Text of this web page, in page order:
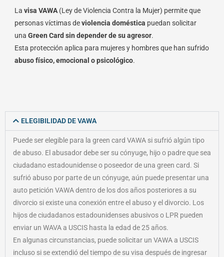
La visa VAWA(Ley de Violencia Contra la Mujer) permite que
personas víctimas deviolencia doméstica puedan solicitar
una Green Card sin depender de su agresor.
Esta protección aplica para mujeres y hombres que han sufrido
abuso físico, emocional o psicológico.
ELEGIBILIDAD DE VAWA
Puede ser elegible para la green card VAWA si sufrió algún tipo
de abuso. El abusador debe ser su cónyuge, hijo o padre que sea
ciudadano estadounidense o poseedor de una green card. Si
sufrió abuso por parte de un cónyuge, aún puede presentar una
auto petición VAWA dentro de los dos años posteriores a su
divorcio si existe una conexión entre el abuso y el divorcio. Los
hijos de ciudadanos estadounidenses abusivos o LPR pueden
enviar un WAVA a USCIS hasta la edad de 25 años.
En algunas circunstancias, puede solicitar un VAWA a USCIS
incluso si se extendió del tiempo de su visa después de ingresar